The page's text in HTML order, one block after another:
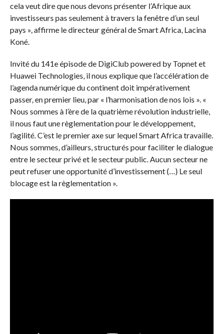
cela veut dire que nous devons présenter l’Afrique aux
investisseurs pas seulement à travers la fenêtre d’un seul
pays », affirme le directeur général de Smart Africa, Lacina
Koné.
Invité du 141e épisode de DigiClub poweredby Topnetet
Huawei Technologies, il nous explique que l’accélération de
l’agenda numérique du continent doit impérativement
passer, en premier lieu, par « l’harmonisation de nos lois ». «
Nous sommes à l’ère de la quatrième révolution industrielle,
il nous faut unerèglementationpour le développement,
l’agilité. C’est le premier axe sur lequel Smart Africatravaille.
Nous sommes, d’ailleurs, structurés pour faciliter le dialogue
entre le secteur privé et le secteur public. Aucun secteur ne
peut refuser une opportunité d’investissement(…) Leseul
blocage est larèglementation».